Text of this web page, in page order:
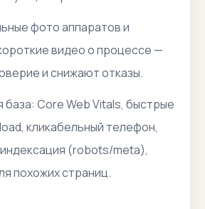
фото аппаратов и
видео о процессе —
и снижают отказы.
база: Core Web Vitals, быстрые
кликабельный телефон,
(robots/meta),
похожих страниц.